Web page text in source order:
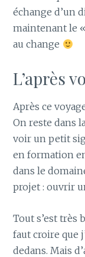
échange d’un
maintenant le
au change
L’après
Après ce
On reste dans
voir un petit
en formation
dans le
projet : ouvrir
Tout s’est très
faut croire que
dedans. Mais